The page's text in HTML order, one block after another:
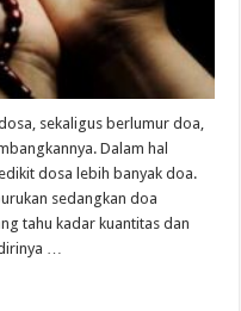
sekaligus berlumur doa,
Dalam hal
dosa lebih banyak doa.
sedangkan doa
tahu kadar kuantitas dan
…